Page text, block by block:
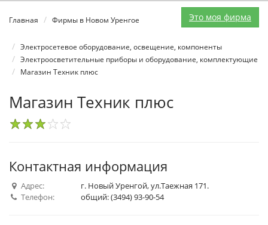
Это моя фирма
Главная Фирмы в Новом Уренгое
Электросетевое оборудование, освещение, компоненты
Электроосветительные приборы и оборудование, комплектующие
Магазин Техник плюс
Магазин Техник плюс
Контактная информация
Адрес:
г. Новый Уренгой, ул.Таежная 171.
Телефон:
общий: (3494) 93-90-54